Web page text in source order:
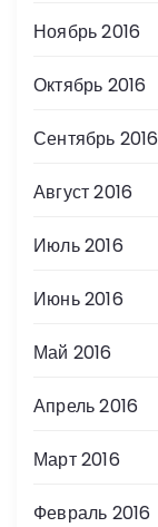
Ноябрь 2016
Октябрь 2016
Сентябрь 2016
Август 2016
Июль 2016
Июнь 2016
Май 2016
Апрель 2016
Март 2016
Февраль 2016